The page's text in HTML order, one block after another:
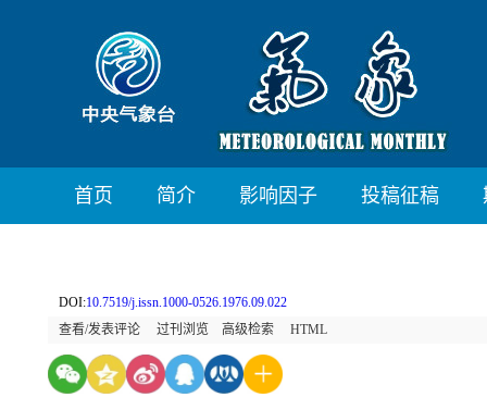
首页 简介 影响因子 投稿征稿
DOI:10.7519/j.issn.1000-0526.1976.09.022
查看/发表评论
过刊浏览 高级检索 HTML